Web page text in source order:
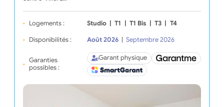
Logements : Studio | T1 | T1 Bis | T3 | T4
Disponibilités : Août 2026 | Septembre 2026
Garanties
possibles :
Garant physique